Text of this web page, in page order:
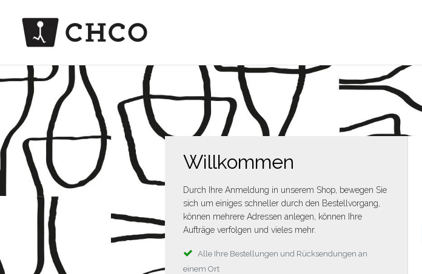
Willkommen
Durch Ihre Anmeldung in unserem Shop, bewegen Sie
sich um einiges schneller durch den Bestellvorgang,
können mehrere Adressen anlegen, können Ihre
Aufträge verfolgen und vieles mehr.
Alle Ihre Bestellungen und Rücksendungen an
einem Ort